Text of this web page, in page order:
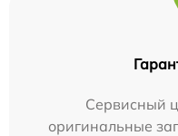
Сервисный
оригинальные